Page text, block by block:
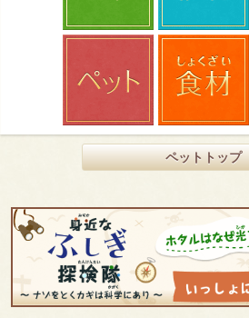
ペットトップ